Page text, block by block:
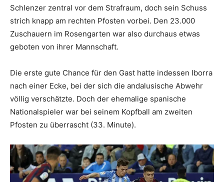
Schlenzer zentral vor dem Strafraum, doch sein Schuss
strich knapp am rechten Pfosten vorbei. Den 23.000
Zuschauern im Rosengarten war also durchaus etwas
geboten von ihrer Mannschaft.
Die erste gute Chance für den Gast hatte indessen Iborra
nach einer Ecke, bei der sich die andalusische Abwehr
völlig verschätzte. Doch der ehemalige spanische
Nationalspieler war bei seinem Kopfball am zweiten
Pfosten zu überrascht (33. Minute).